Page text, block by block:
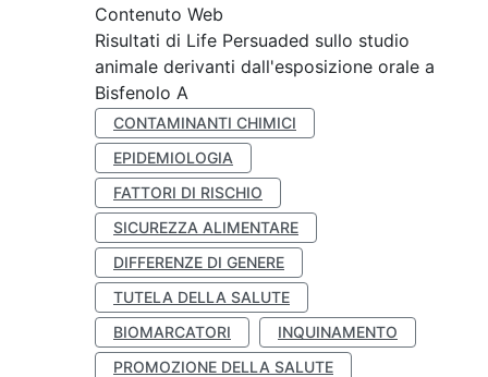
Contenuto Web
Risultati di Life Persuaded sullo studio
animale derivanti dall'esposizione orale a
Bisfenolo A
CONTAMINANTI CHIMICI
EPIDEMIOLOGIA
FATTORI DI RISCHIO
SICUREZZA ALIMENTARE
DIFFERENZE DI GENERE
TUTELA DELLA SALUTE
BIOMARCATORI
INQUINAMENTO
PROMOZIONE DELLA SALUTE